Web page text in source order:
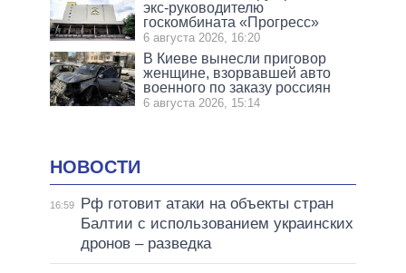
экс-руководителю
госкомбината «Прогресс»
6 августа 2026, 16:20
В Киеве вынесли приговор
женщине, взорвавшей авто
военного по заказу россиян
6 августа 2026, 15:14
НОВОСТИ
16:59
Рф готовит атаки на объекты стран
Балтии с использованием украинских
дронов – разведка